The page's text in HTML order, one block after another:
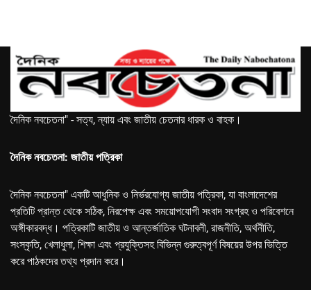
দৈনিক নবচেতনা" - সত্য, ন্যায় এবং জাতীয় চেতনার ধারক ও বাহক।
দৈনিক নবচেতনা: জাতীয় পত্রিকা
দৈনিক নবচেতনা" একটি আধুনিক ও নির্ভরযোগ্য জাতীয় পত্রিকা, যা বাংলাদেশের
প্রতিটি প্রান্ত থেকে সঠিক, নিরপেক্ষ এবং সময়োপযোগী সংবাদ সংগ্রহ ও পরিবেশনে
অঙ্গীকারবদ্ধ। পত্রিকাটি জাতীয় ও আন্তর্জাতিক ঘটনাবলী, রাজনীতি, অর্থনীতি,
সংস্কৃতি, খেলাধুলা, শিক্ষা এবং প্রযুক্তিসহ বিভিন্ন গুরুত্বপূর্ণ বিষয়ের উপর ভিত্তি
করে পাঠকদের তথ্য প্রদান করে।